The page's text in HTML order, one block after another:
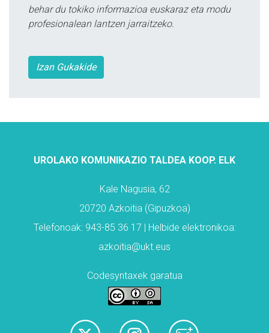
behar du tokiko informazioa euskaraz eta modu
profesionalean lantzen jarraitzeko.
Izan Gukakide
UROLAKO KOMUNIKAZIO TALDEA KOOP. ELK
Kale Nagusia, 62
20720 Azkoitia (Gipuzkoa)
Telefonoak: 943-85 36 17 | Helbide elektronikoa:
azkoitia@ukt.eus
Codesyntaxek garatua